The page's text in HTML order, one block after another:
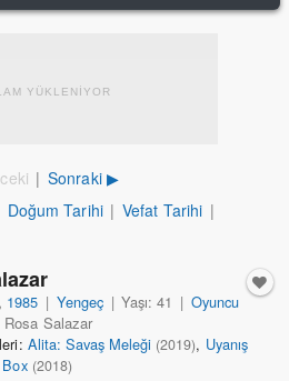
YÜKLENİYOR
| Sonraki ▶
Doğum Tarihi | Vefat Tarihi |
, 1985 | Yengeç | Yaşı: 41 | Oyuncu
Rosa Salazar
Alita: Savaş Meleği (2019), Uyanış
(2018)